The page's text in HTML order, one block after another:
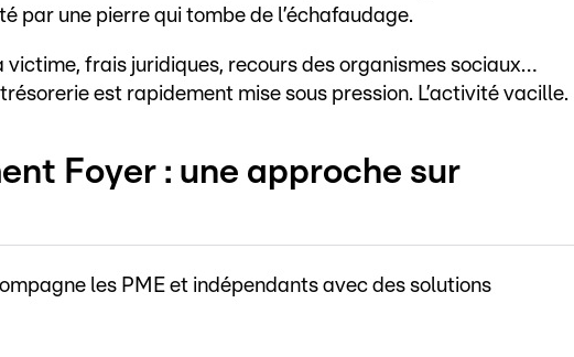
par une pierre qui tombe de l’échafaudage.
victime, frais juridiques, recours des organismes sociaux…
est rapidement mise sous pression. L’activité vacille.
Foyer : une approche sur
les PME et indépendants avec des solutions